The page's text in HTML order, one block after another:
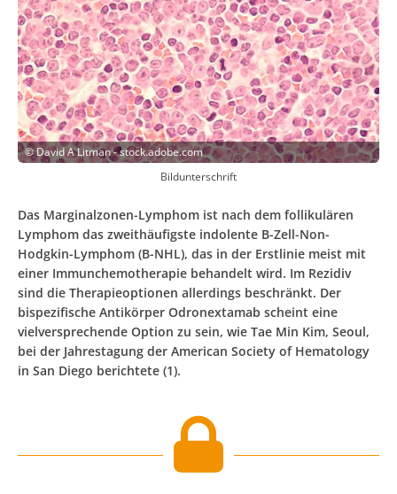
©David A Litman - stock.adobe.com
Bildunterschrift
Das Marginalzonen-Lymphom ist nach dem follikulären
Lymphom das zweithäufigste indolente B-Zell-Non-
Hodgkin-Lymphom (B-NHL), das in der Erstlinie meist mit
einer Immunchemotherapie behandelt wird. Im Rezidiv
sind die Therapieoptionen allerdings beschränkt. Der
bispezifische Antikörper Odronextamab scheint eine
vielversprechende Option zu sein, wie Tae Min Kim, Seoul,
bei der Jahrestagung der American Society of Hematology
in San Diego berichtete (1).